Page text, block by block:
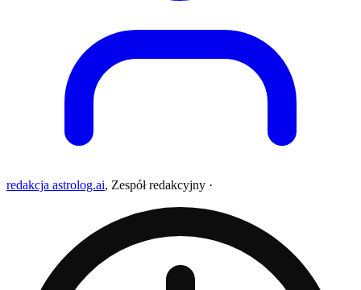
redakcja astrolog.ai, Zespół redakcyjny ·